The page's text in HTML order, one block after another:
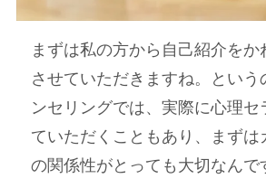
まずは私の方から自己紹介をか
させていただきますね。という
ンセリングでは、実際に心理セ
ていただくこともあり、まずは
の関係性がとっても大切なんで